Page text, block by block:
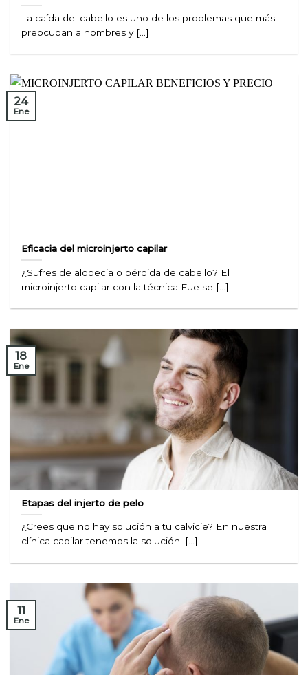
La caída del cabello es uno de los problemas que más
preocupan a hombres y [...]
Eficacia del microinjerto capilar
¿Sufres de alopecia o pérdida de cabello? El
microinjerto capilar con la técnica Fue se [...]
24
Ene
Etapas del injerto de pelo
¿Crees que no hay solución a tu calvicie? En nuestra
clínica capilar tenemos la solución: [...]
18
Ene
11
Ene